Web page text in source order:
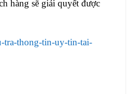
hàng sẽ giải quyết được
tra-thong-tin-uy-tin-tai-